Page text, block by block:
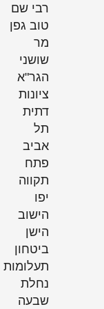
רבי שם
טוב גפן
מר
שושני
הגר"א
ציונות
דתית
תל
אביב
פתח
תקווה
יפו
הישוב
הישן
ביטחון
תעלומות
נחלת
שבעה